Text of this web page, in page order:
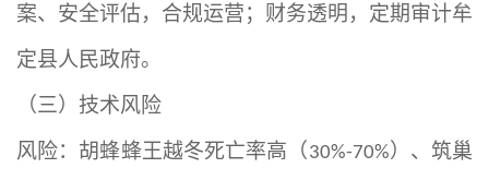
案、安全评估，合规运营；财务透明，定期审计牟
定县人民政府。
（三）技术风险
风险：胡蜂蜂王越冬死亡率高（ 30%-70%）、筑巢